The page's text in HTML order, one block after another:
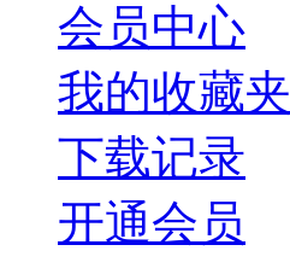
会员中心
我的收藏夹
下载记录
开通会员